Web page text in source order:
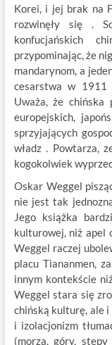
Korei, i jej brak na
rozwinęły się .
konfucjańskich
przypominając, że
mandarynom, a
cesarstwa w
Uważa, że chińska
europejskich,
sprzyjających
władz . Powtarza,
kogokolwiek
Oskar Weggel
nie jest tak
Jego książka
kulturowej, niż apel
Weggel raczej
placu Tiananmen,
innym kontekście
Weggel stara się
chińską kulturę, ale
i izolacjonizm
(morza, góry,